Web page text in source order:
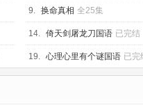
9. 换命真相 全25集
14. 倚天剑屠龙刀国语 已完结
19. 心理心里有个谜国语 已完